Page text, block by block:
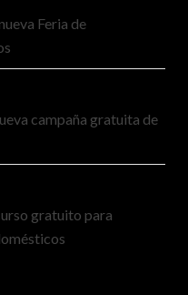
Feria de
campaña gratuita de
gratuito para